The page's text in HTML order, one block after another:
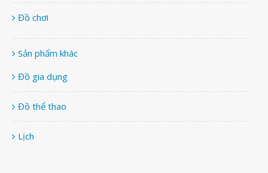
Đồ chơi
Sản phẩm khác
Đồ gia dụng
Đồ thể thao
Lịch